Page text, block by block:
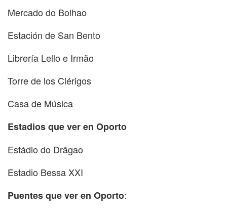
Mercado do Bolhao
Estación de San Bento
Librería Lello e Irmão
Torre de los Clérigos
Casa de Música
Estadios que ver en Oporto
Estádio do Drãgao
Estadio Bessa XXI
Puentes que ver en Oporto: